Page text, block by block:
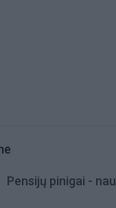
Pensijų pinigai -